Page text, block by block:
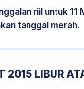
riil untuk
tanggal merah.
2015 LIBUR